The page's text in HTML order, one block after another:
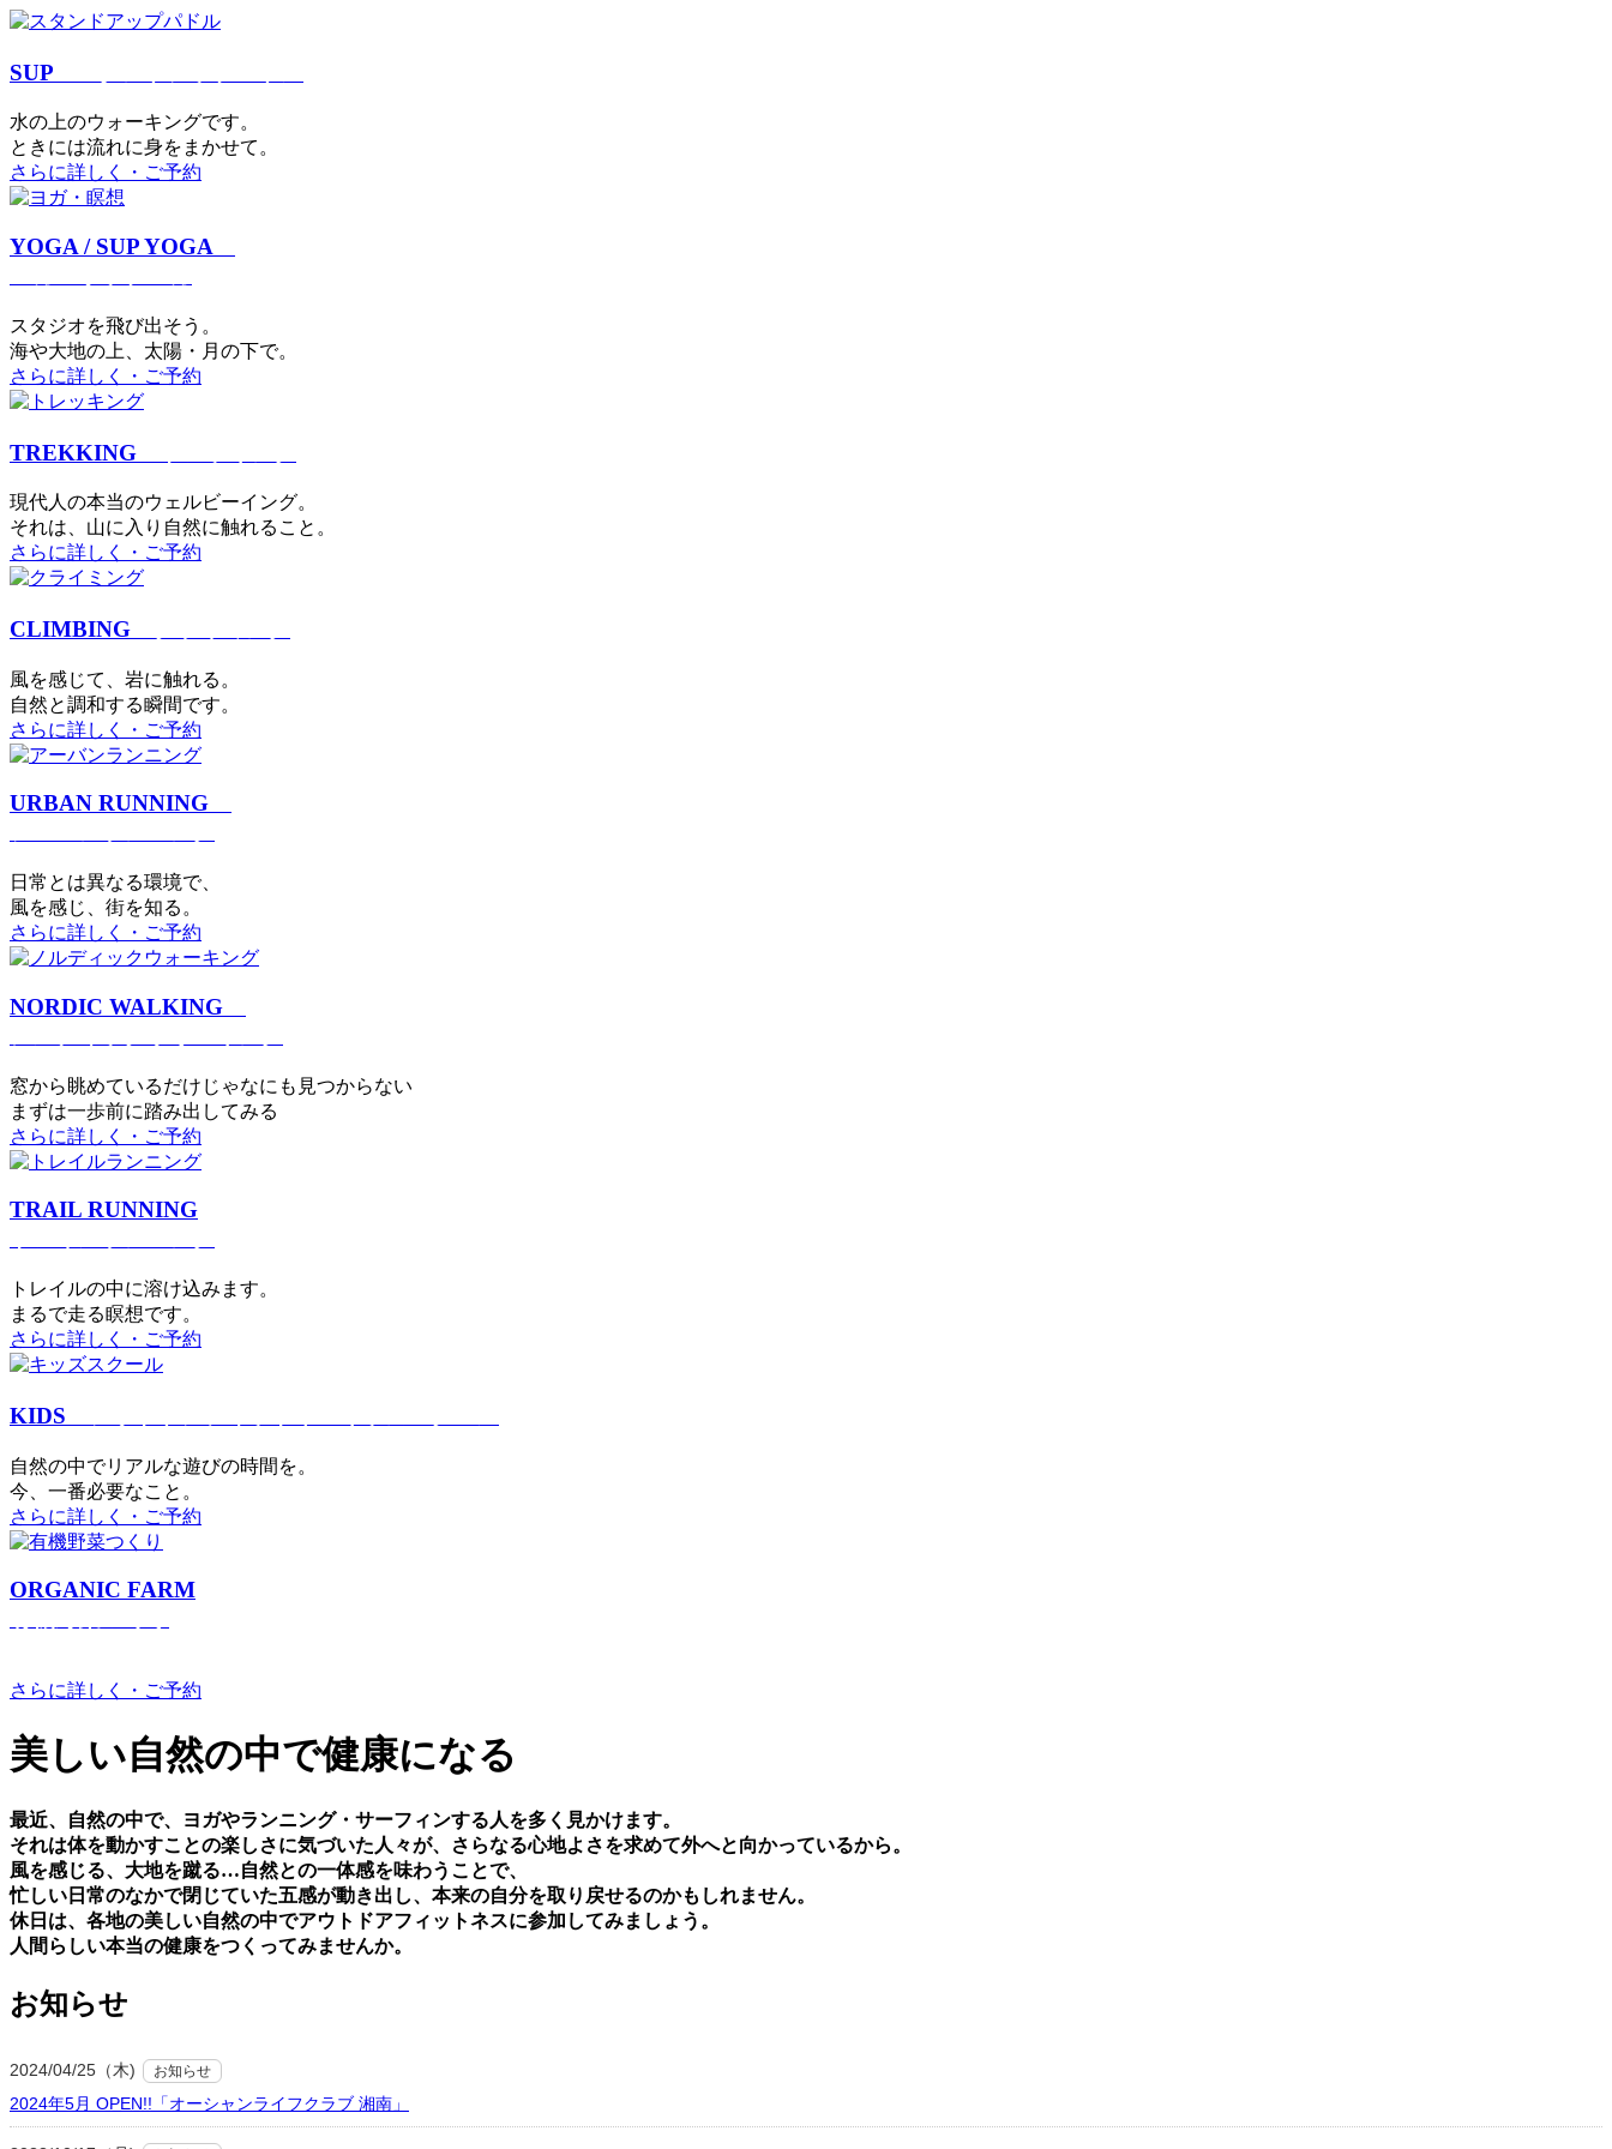
SUP
⽔の上のウォーキングです。
ときには流れに身をまかせて。
さらに詳しく・ご予約
YOGA / SUP YOGA
スタジオを⾶び出そう。
海や大地の上、太陽・⽉の下で。
さらに詳しく・ご予約
TREKKING
現代⼈の本当のウェルビーイング。
それは、⼭に⼊り⾃然に触れること。
さらに詳しく・ご予約
CLIMBING
⾵を感じて、岩に触れる。
⾃然と調和する瞬間です。
さらに詳しく・ご予約
URBAN RUNNING
日常とは異なる環境で、
風を感じ、街を知る。
さらに詳しく・ご予約
NORDIC WALKING
窓から眺めているだけじゃなにも見つからない
まずは一歩前に踏み出してみる
さらに詳しく・ご予約
TRAIL RUNNING
トレイルの中に溶け込みます。
まるで⾛る瞑想です。
さらに詳しく・ご予約
KIDS
⾃然の中でリアルな遊びの時間を。
今、⼀番必要なこと。
さらに詳しく・ご予約
ORGANIC FARM
さらに詳しく・ご予約
美しい⾃然の中で健康になる
最近、⾃然の中で、ヨガやランニング・サーフィンする⼈を多く⾒かけます。
それは体を動かすことの楽しさに気づいた⼈々が、さらなる⼼地よさを求めて外へと向かっているから。
⾵を感じる、⼤地を蹴る…⾃然との⼀体感を味わうことで、
忙しい⽇常のなかで閉じていた五感が動き出し、本来の⾃分を取り戻せるのかもしれません。
休⽇は、各地の美しい⾃然の中でアウトドアフィットネスに参加してみましょう。
⼈間らしい本当の健康をつくってみませんか。
お知らせ
2024/04/25（木) お知らせ
2024年5月 OPEN!!「オーシャンライフクラブ 湘南」